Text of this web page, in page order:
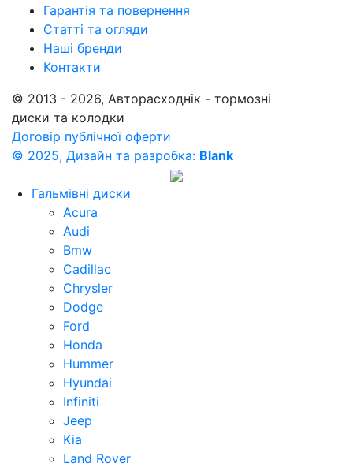
Гарантія та повернення
Статті та огляди
Наші бренди
Контакти
© 2013 - 2026, Авторасходнік - тормозні
диски та колодки
Договір публічної оферти
© 2025, Дизайн та разробка: Blank
Гальмівні диски
Acura
Audi
Bmw
Cadillac
Chrysler
Dodge
Ford
Honda
Hummer
Hyundai
Infiniti
Jeep
Kia
Land Rover